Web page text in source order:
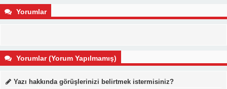
Yorumlar
Yorumlar (Yorum Yapılmamış)
Yazı hakkında görüşlerinizi belirtmek istermisiniz?